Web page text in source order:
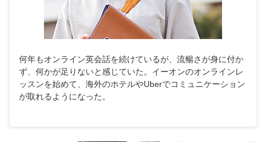
何年もオンライン英会話を続けているが、流暢さが身に付か
ず、何かが足りないと感じていた。イーオンのオンラインレ
ッスンを始めて、海外のホテルやUberでコミュニケーション
が取れるようになった。